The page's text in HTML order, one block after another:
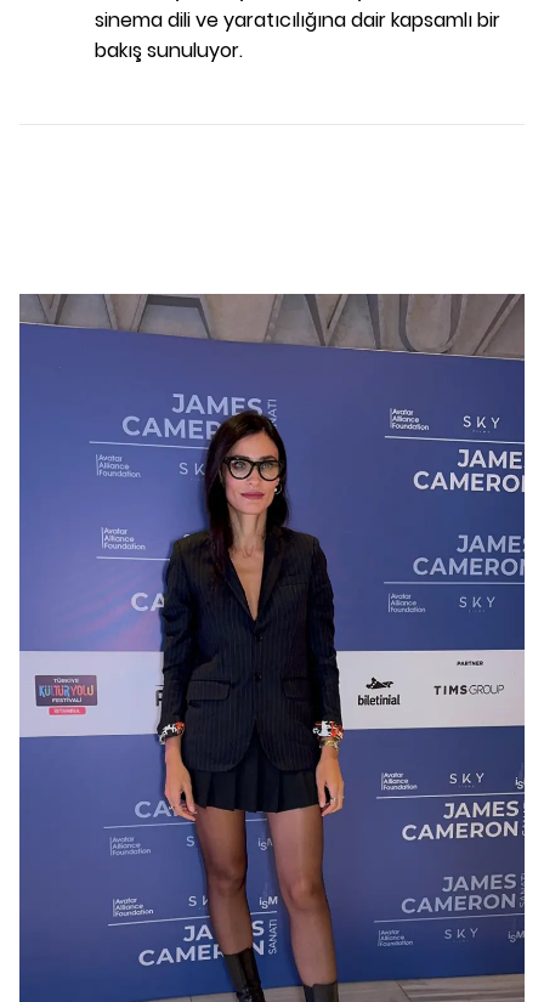
sinema dili ve yaratıcılığına dair kapsamlı bir
bakış sunuluyor.